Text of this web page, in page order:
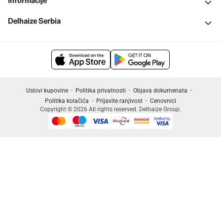
Delhaize Serbia
Uslovi kupovine Politika privatnosti
Objava dokumenata
Politika kolačića
Prijavite ranjivost
Cenovnici
Copyright © 2026 All rights reserved. Delhaize Group.